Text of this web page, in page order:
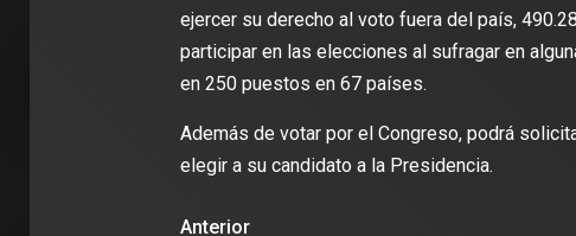
ejercer su derecho al voto fuera del país,
participar en las elecciones al sufragar en
en 250 puestos en 67 países.
Además de votar por el Congreso, podrá
elegir a su candidato a la Presidencia.
Anterior